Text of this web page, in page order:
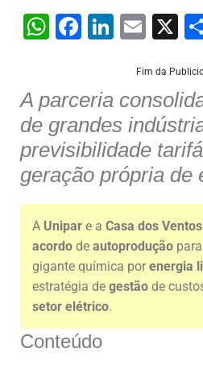
W
s
A
p
p
F
e
b
o
o
k
Li
e
dI
n
E
ai
l
X
Fim da
A parceria
de grandes
previsibilidade
geração própria de
A Unipar e a Casa dos Ventos
acordo de autoprodução
gigante química por energia
estratégia de gestão de
setor elétrico.
Conteúdo